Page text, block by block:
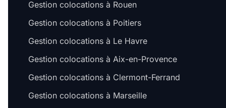
Gestion colocations à Rouen
Gestion colocations à Poitiers
Gestion colocations à Le Havre
Gestion colocations à Aix-en-Provence
Gestion colocations à Clermont-Ferrand
Gestion colocations à Marseille